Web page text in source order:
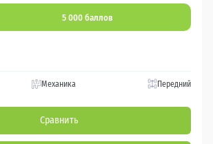
5 000 баллов
Механика Передний
Сравнить